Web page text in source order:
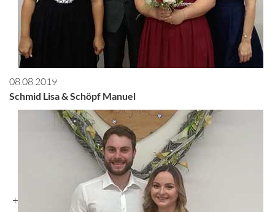
08.08.2019
Schmid Lisa & Schöpf Manuel
+